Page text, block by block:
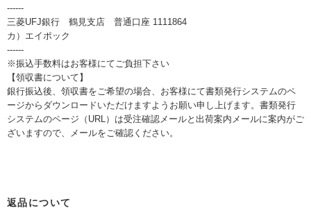
------
三菱UFJ銀行 鶴見支店 普通口座 1111864
カ）エイポック
------
※振込手数料はお客様にてご負担下さい
【領収書について】
銀行振込後、領収書をご希望の場合、お客様にて書類発行システムのペ
ージからダウンロードいただけますようお願い申し上げます。書類発行
システムのページ（URL）は受注確認メールと出荷案内メールに案内がご
ざいますので、メールをご確認ください。
返品について